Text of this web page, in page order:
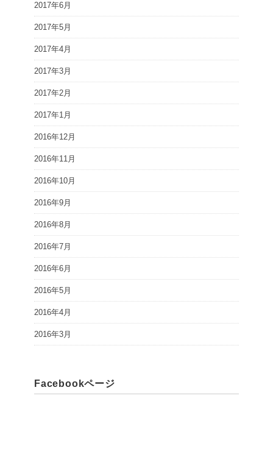
2017年6月
2017年5月
2017年4月
2017年3月
2017年2月
2017年1月
2016年12月
2016年11月
2016年10月
2016年9月
2016年8月
2016年7月
2016年6月
2016年5月
2016年4月
2016年3月
Facebookページ